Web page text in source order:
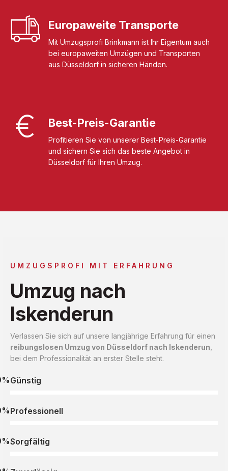
Europaweite Transporte
Mit Umzugsprofi Brinkmann ist Ihr Eigentum auch
bei europaweiten Umzügen und Transporten
aus Düsseldorf in sicheren Händen.
Best-Preis-Garantie
Profitieren Sie von unserer Best-Preis-Garantie
und sichern Sie sich das beste Angebot in
Düsseldorf für Ihren Umzug.
UMZUGSPROFI MIT ERFAHRUNG
Umzug nach
Iskenderun
Verlassen Sie sich auf unsere langjährige Erfahrung für einen
reibungslosen Umzug von Düsseldorf nach Iskenderun
bei dem Professionalität an erster Stelle steht.
Günstig
Professionell
Sorgfältig